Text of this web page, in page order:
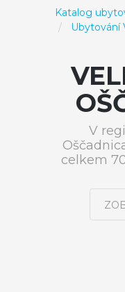
Katalog
Ubytování
V
celkem